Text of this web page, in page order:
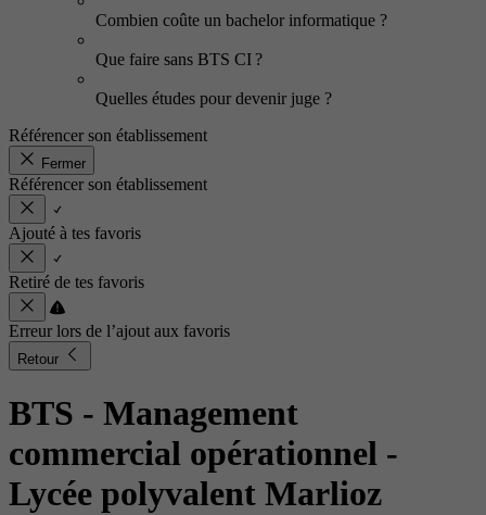
Combien coûte un bachelor informatique ?
Que faire sans BTS CI ?
Quelles études pour devenir juge ?
Référencer son établissement
Fermer
Référencer son établissement
Ajouté à tes favoris
Retiré de tes favoris
Erreur lors de l’ajout aux favoris
Retour
BTS - Management
commercial opérationnel -
Lycée polyvalent Marlioz